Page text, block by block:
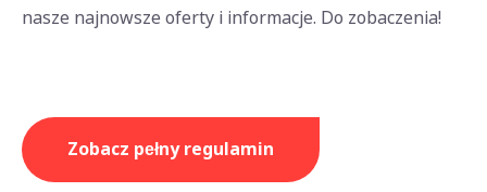
nasze najnowsze oferty i informacje. Do zobaczenia!
Zobacz pełny regulamin